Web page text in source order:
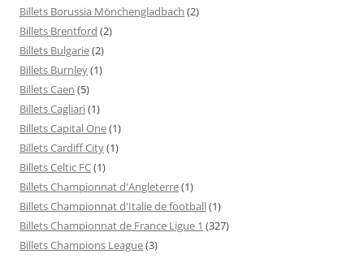
Billets Borussia Mönchengladbach (2)
Billets Brentford (2)
Billets Bulgarie(2)
Billets Burnley(1)
Billets Caen (5)
Billets Cagliari(1)
Billets Capital One(1)
Billets Cardiff City(1)
Billets Celtic FC(1)
Billets Championnat d'Angleterre(1)
Billets Championnat d'Italie de football(1)
Billets Championnat de France Ligue 1 (327)
Billets Champions League(3)